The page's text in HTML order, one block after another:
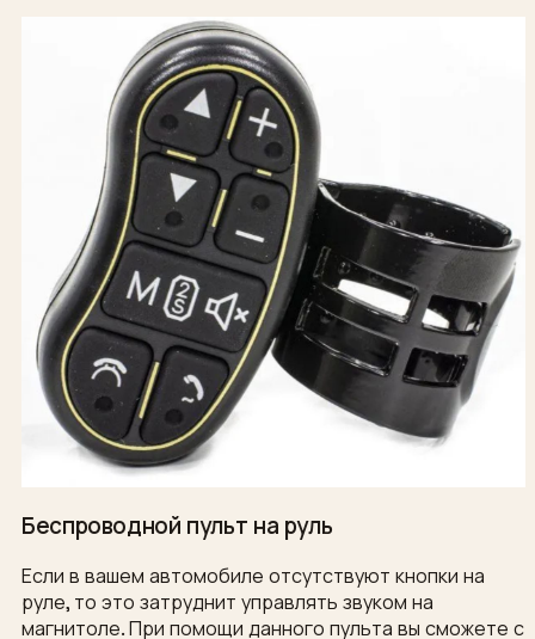
Беспроводной пульт на руль
Если в вашем автомобиле отсутствуют кнопки на
руле, то это затруднит управлять звуком на
магнитоле. При помощи данного пульта вы сможете с